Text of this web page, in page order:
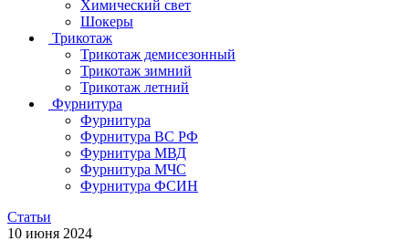
Химический свет
Шокеры
Трикотаж
Трикотаж демисезонный
Трикотаж зимний
Трикотаж летний
Фурнитура
Фурнитура
Фурнитура ВС РФ
Фурнитура МВД
Фурнитура МЧС
Фурнитура ФСИН
Статьи
10 июня 2024